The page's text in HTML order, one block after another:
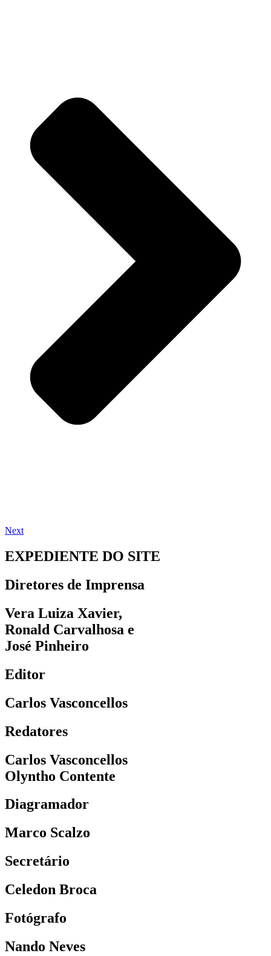
Next
EXPEDIENTE DO SITE
Diretores de Imprensa
Vera Luiza Xavier,
Ronald Carvalhosa e
José Pinheiro
Editor
Carlos Vasconcellos
Redatores
Carlos Vasconcellos
Olyntho Contente
Diagramador
Marco Scalzo
Secretário
Celedon Broca
Fotógrafo
Nando Neves